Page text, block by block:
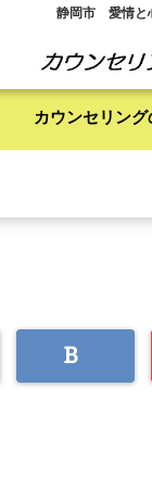
静岡市 愛情と
カウンセリン